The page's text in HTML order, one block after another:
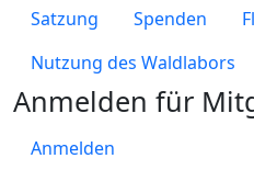
Satzung Spenden
Nutzung des Waldlabors
Anmelden für
Anmelden